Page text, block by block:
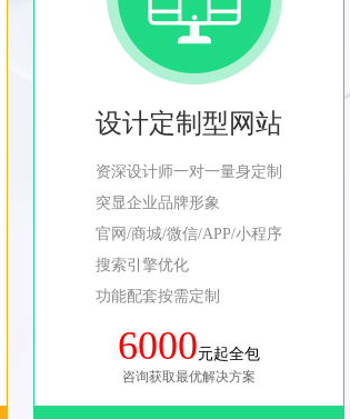
设计定制型网站
资深设计师一对一量身定制
突显企业品牌形象
官网/商城/微信/APP/小程序
搜索引擎优化
功能配套按需定制
6000元起全包
咨询获取最优解决方案